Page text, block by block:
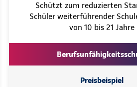
Schützt zum reduzierten
Schüler weiterführender
von 10 bis 21 Jahre
Preisbeispiel